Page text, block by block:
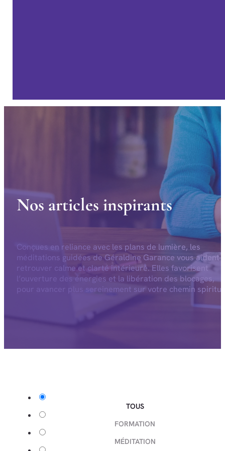
Nos articles inspirants
Conçues en reliance avec les plans de lumière, les
méditations guidées de Géraldine Garance vous aident
retrouver calme et clarté intérieure. Elles favorisent
l’ouverture des énergies et la libération des blocages,
pour avancer plus sereinement sur votre chemin
TOUS
FORMATION
MÉDITATION